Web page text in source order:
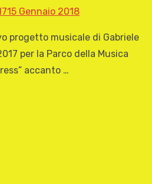
15 Gennaio 2018
progetto musicale di Gabriele
per la Parco della Musica
accanto …